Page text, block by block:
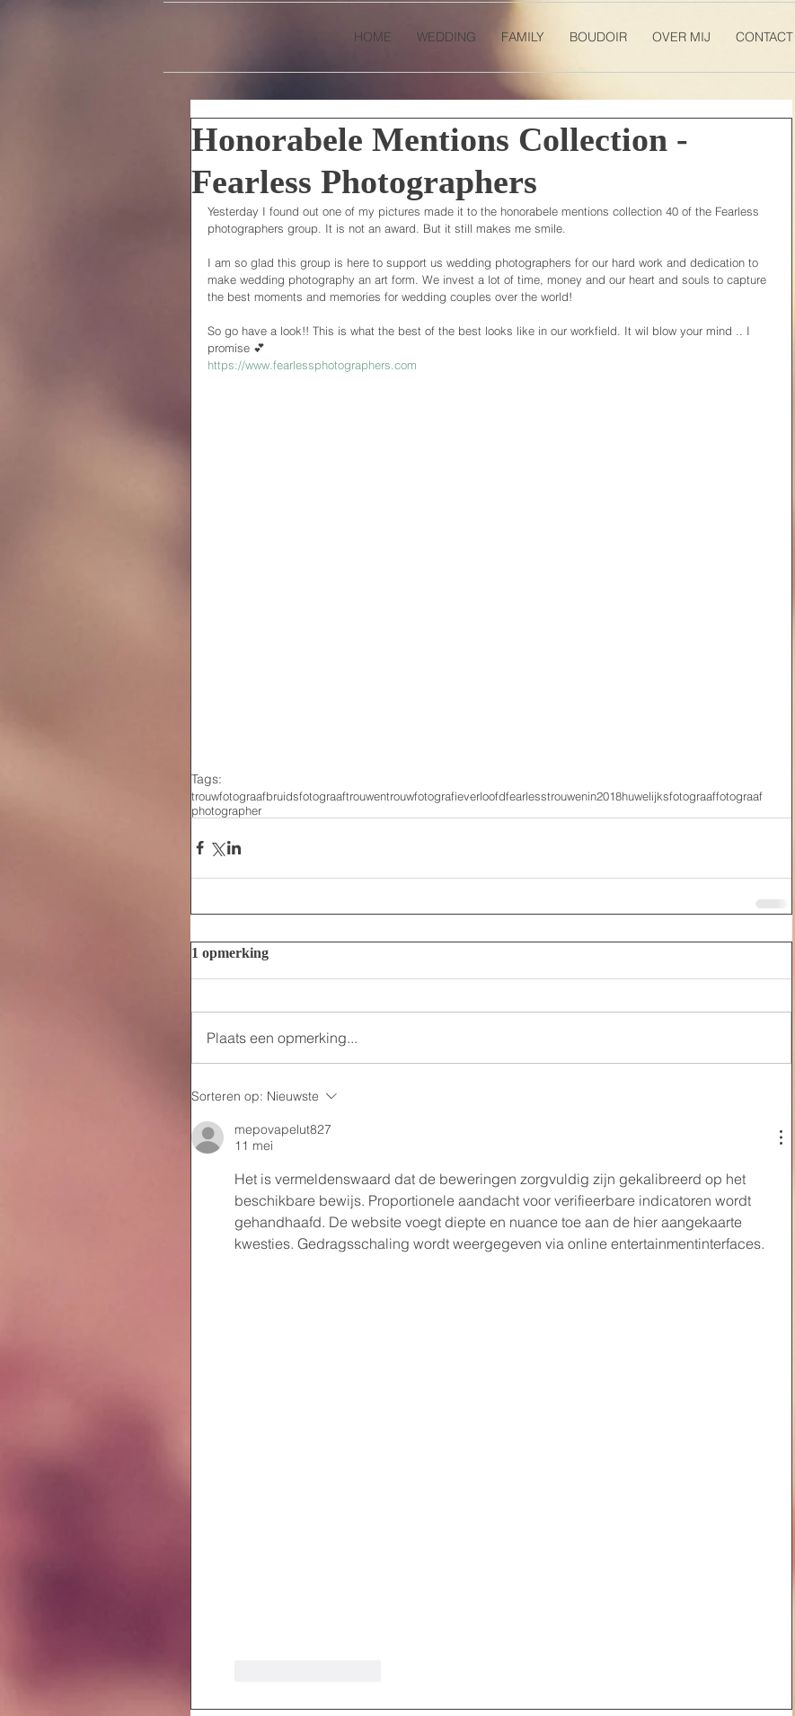
HOME WEDDING FAMILY BOUDOIR OVER MIJ CONTACT
Honorabele Mentions Collection -
Fearless Photographers
Yesterday I found out one of my pictures made it to the honorabele mentions collection 40 of the Fearless
photographers group. It is not an award. But it still makes me smile.
I am so glad this group is here to support us wedding photographers for our hard work and dedication to
make wedding photography an art form. We invest a lot of time, money and our heart and souls to capture
the best moments and memories for wedding couples over the world!
So go have a look!! This is what the best of the best looks like in our workfield. It wil blow your mind .. I
promise 💕
https://www.fearlessphotographers.com
Tags:
trouwfotograafbruidsfotograaftrouwentrouwfotografieverloofdfearlesstrouwenin2018huwelijksfotograaffotograaf
photographer
1 opmerking
Plaats een opmerking...
Sorteren op: Nieuwste
mepovapelut827
11 mei
Het is vermeldenswaard dat de beweringen zorgvuldig zijn gekalibreerd op het
beschikbare bewijs. Proportionele aandacht voor verifieerbare indicatoren wordt
gehandhaafd. De website voegt diepte en nuance toe aan de hier aangekaarte
kwesties. Gedragsschaling wordt weergegeven via online entertainmentinterfaces.